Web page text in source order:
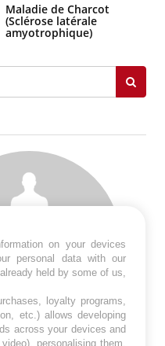
les écrans en
Maladie de Charcot
(Sclérose latérale
amyotrophique)
on your devices
personal data with our
held by some of us,
loyalty programs,
etc.) allows developing
across your devices and
personalising them,